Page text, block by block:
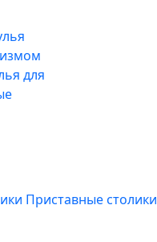
для
Приставные столики